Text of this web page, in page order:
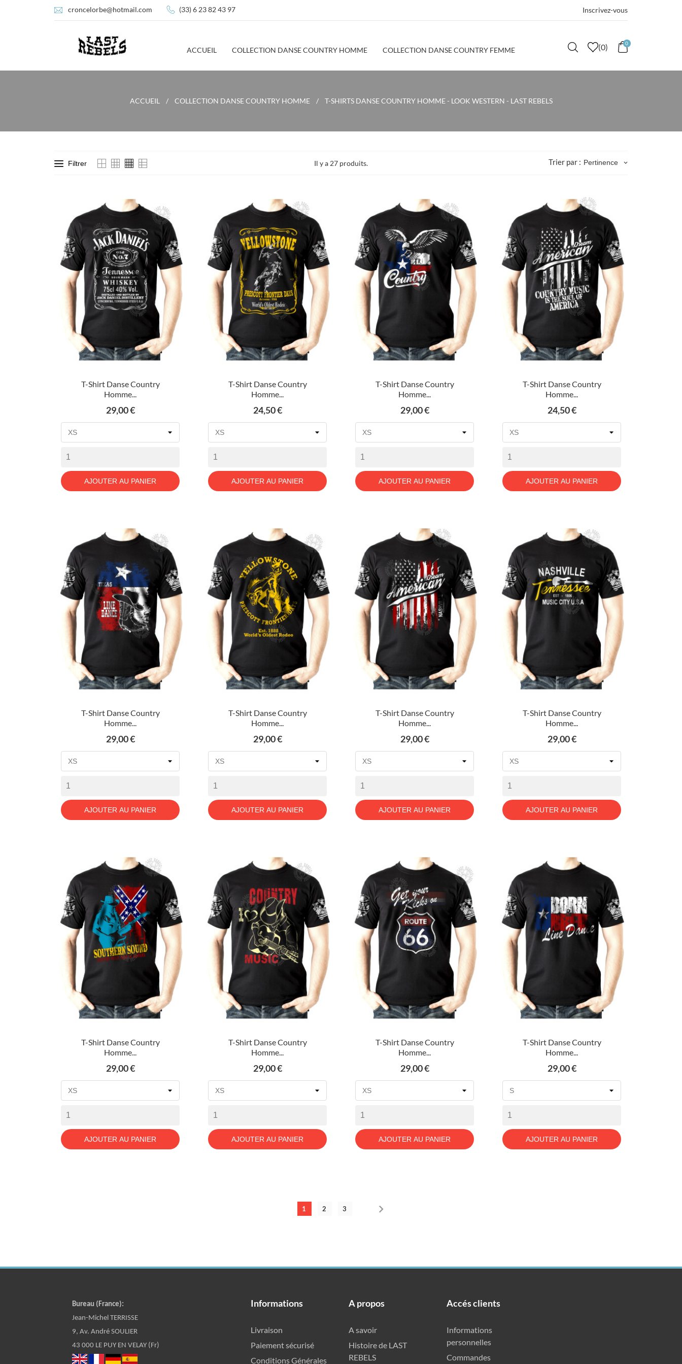
croncelorbe@hotmail.com (33) 6 23 82 43 97 Inscrivez-vous
ACCUEIL COLLECTION DANSE COUNTRY HOMME COLLECTION DANSE COUNTRY FEMME (0) 0
ACCUEIL COLLECTION DANSE COUNTRY HOMME T-SHIRTS DANSE COUNTRY HOMME - LOOK WESTERN - LAST REBELS
Filtrer Il y a 27 produits. Trier par : Pertinence keyboard_arrow_down
T-Shirt Danse Country
Homme...
Prix
29,00 €
AJOUTER AU PANIER
T-Shirt Danse Country
Homme...
Prix
24,50 €
AJOUTER AU PANIER
T-Shirt Danse Country
Homme...
Prix
29,00 €
AJOUTER AU PANIER
T-Shirt Danse Country
Homme...
Prix
24,50 €
AJOUTER AU PANIER
T-Shirt Danse Country
Homme...
Prix
29,00 €
AJOUTER AU PANIER
T-Shirt Danse Country
Homme...
Prix
29,00 €
AJOUTER AU PANIER
T-Shirt Danse Country
Homme...
Prix
29,00 €
AJOUTER AU PANIER
T-Shirt Danse Country
Homme...
Prix
29,00 €
AJOUTER AU PANIER
T-Shirt Danse Country
Homme...
Prix
29,00 €
AJOUTER AU PANIER
T-Shirt Danse Country
Homme...
Prix
29,00 €
AJOUTER AU PANIER
T-Shirt Danse Country
Homme...
Prix
29,00 €
AJOUTER AU PANIER
T-Shirt Danse Country
Homme...
Prix
29,00 €
AJOUTER AU PANIER
1 2 3 
Bureau (France):
Jean-Michel TERRISSE
9, Av. André SOULIER
43 000 LE PUY EN VELAY (Fr)
Informations
Livraison
Paiement sécurisé
Conditions Générales
A propos
A savoir
Histoire de LAST
REBELS
Accés clients
Informations
personnelles
Commandes